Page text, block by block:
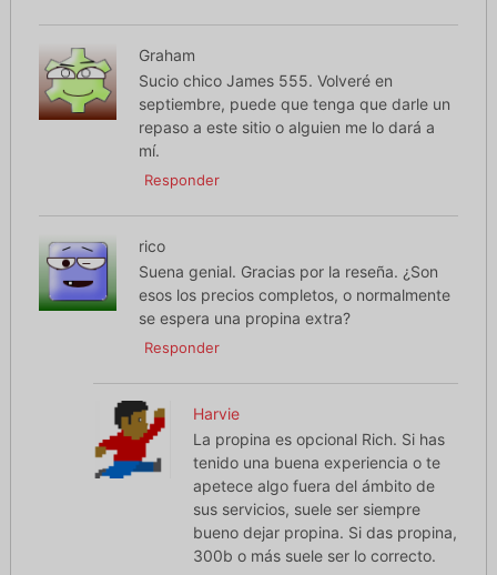
Graham
Sucio chico James 555. Volveré en
septiembre, puede que tenga que darle un
repaso a este sitio o alguien me lo dará a
mí.
Responder
rico
Suena genial. Gracias por la reseña. ¿Son
esos los precios completos, o normalmente
se espera una propina extra?
Responder
Harvie
La propina es opcional Rich. Si has
tenido una buena experiencia o te
apetece algo fuera del ámbito de
sus servicios, suele ser siempre
bueno dejar propina. Si das propina,
300b o más suele ser lo correcto.